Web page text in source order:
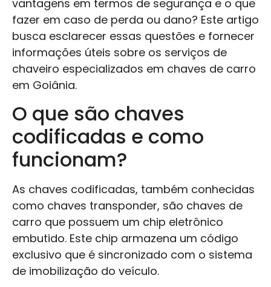
vantagens em termos de segurança e o que
fazer em caso de perda ou dano? Este artigo
busca esclarecer essas questões e fornecer
informações úteis sobre os serviços de
chaveiro especializados em chaves de carro
em Goiânia.
O que são chaves
codificadas e como
funcionam?
As chaves codificadas, também conhecidas
como chaves transponder, são chaves de
carro que possuem um chip eletrônico
embutido. Este chip armazena um código
exclusivo que é sincronizado com o sistema
de imobilização do veículo.